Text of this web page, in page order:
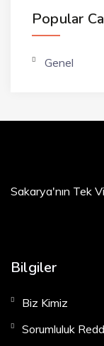
Popular
Genel
Sakarya'nın Tek
Bilgiler
Biz Kimiz
Sorumluluk